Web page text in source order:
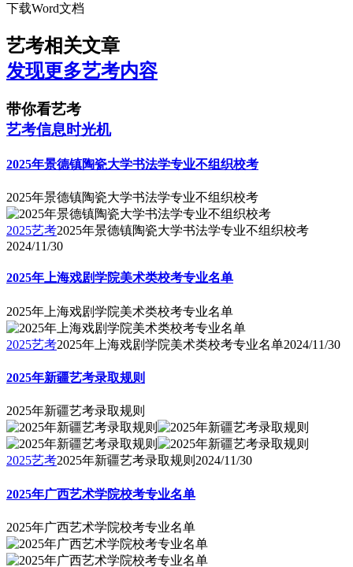
下载Word文档
艺考相关文章
发现更多艺考内容
带你看艺考
艺考信息时光机
2025年景德镇陶瓷大学书法学专业不组织校考
2025年景德镇陶瓷大学书法学专业不组织校考
2025艺考2025年景德镇陶瓷大学书法学专业不组织校考
2024/11/30
2025年上海戏剧学院美术类校考专业名单
2025年上海戏剧学院美术类校考专业名单
2025艺考2025年上海戏剧学院美术类校考专业名单2024/11/30
2025年新疆艺考录取规则
2025年新疆艺考录取规则
2025艺考2025年新疆艺考录取规则 2024/11/30
2025年广西艺术学院校考专业名单
2025年广西艺术学院校考专业名单